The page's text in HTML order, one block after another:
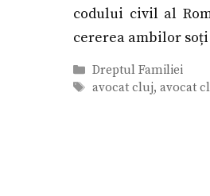
codului civil al
cererea ambilor
Categorii
Dreptul Familiei
Etichete
avocat cluj,avocat